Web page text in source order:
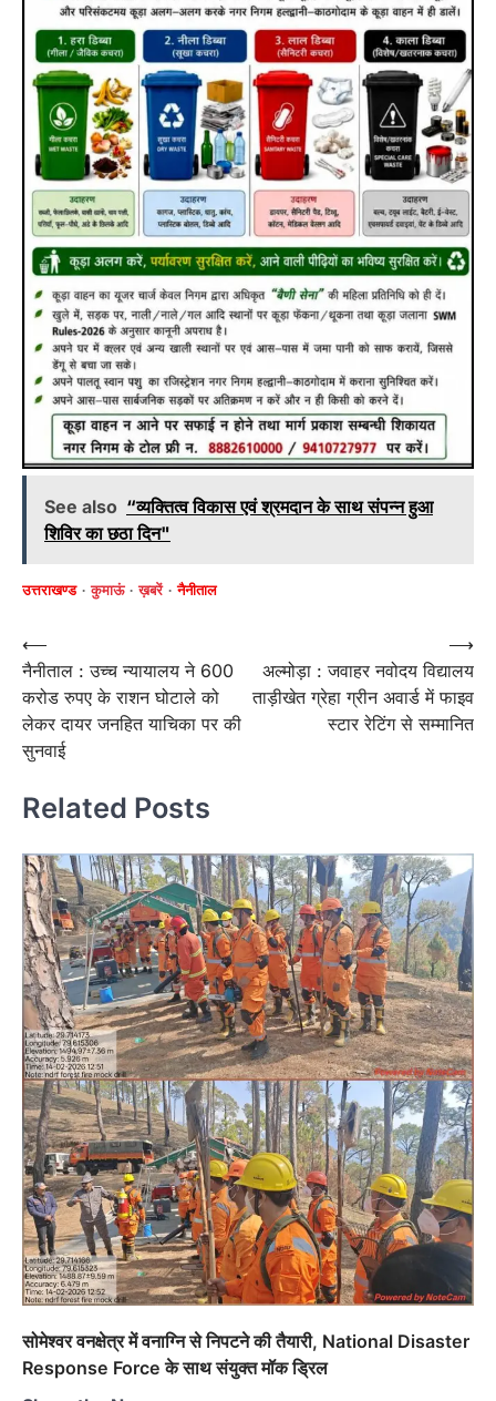
See also “व्यक्तित्व विकास एवं श्रमदान के साथ संपन्न हुआ
शिविर का छठा दिन"
उत्तराखण्ड कुमाऊं ख़बरें नैनीताल
Post
navigation
⟵
नैनीताल : उच्च न्यायालय ने 600
करोड रुपए के राशन घोटाले को
लेकर दायर जनहित याचिका पर की
सुनवाई
अल्मोड़ा : जवाहर नवोदय विद्यालय
ताड़ीखेत ग्रेहा ग्रीन अवार्ड में फाइव
स्टार रेटिंग से सम्मानित
⟶
Related Posts
सोमेश्वर वनक्षेत्र में वनाग्नि से निपटने की तैयारी, National Disaster
Response Force के साथ संयुक्त मॉक ड्रिल